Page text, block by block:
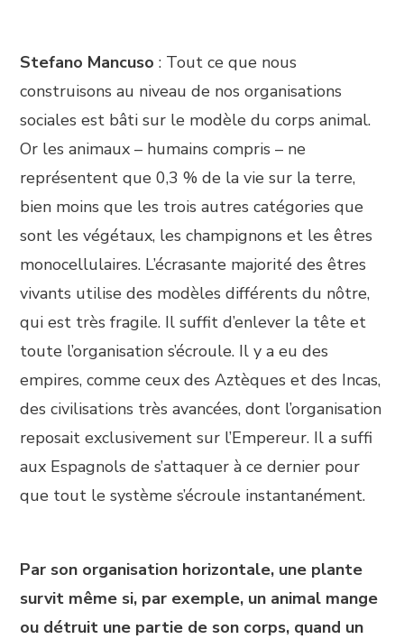
Stefano Mancuso : Tout ce que nous
construisons au niveau de nos organisations
sociales est bâti sur le modèle du corps animal.
Or les animaux – humains compris – ne
représentent que 0,3 % de la vie sur la terre,
bien moins que les trois autres catégories que
sont les végétaux, les champignons et les êtres
monocellulaires. L’écrasante majorité des êtres
vivants utilise des modèles différents du nôtre,
qui est très fragile. Il suffit d’enlever la tête et
toute l’organisation s’écroule. Il y a eu des
empires, comme ceux des Aztèques et des Incas,
des civilisations très avancées, dont l’organisation
reposait exclusivement sur l’Empereur. Il a suffi
aux Espagnols de s’attaquer à ce dernier pour
que tout le système s’écroule instantanément.
Par son organisation horizontale, une plante
survit même si, par exemple, un animal mange
ou détruit une partie de son corps, quand un